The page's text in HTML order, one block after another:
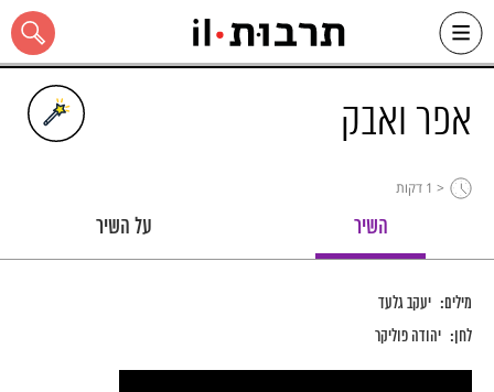
Skip
content
כל האתר
אפר ואבק
< 1 דקות
השיר על השיר
מילים: יעקב גלעד
לחן: יהודה פוליקר